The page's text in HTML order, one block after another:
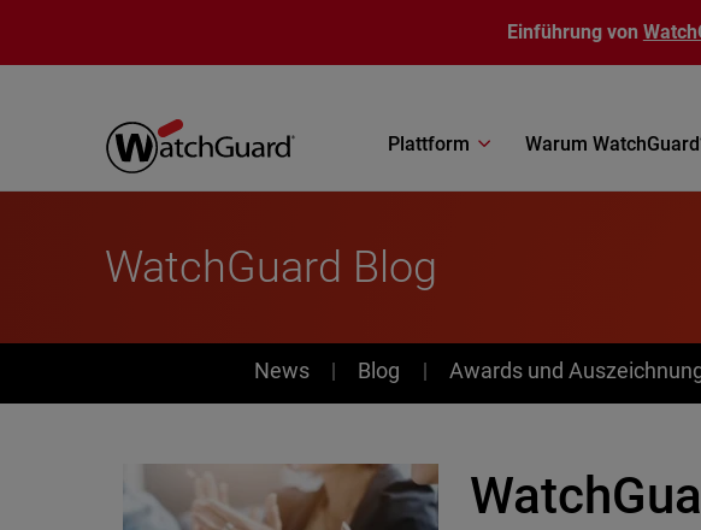
Einführung von
Plattform Warum
WatchGuard Blog
News
News Blog Awards und